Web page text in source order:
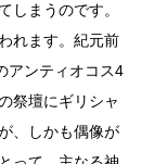
しまうのです。
れます。紀元前
アンティオコス4
祭壇にギリシャ
、しかも偶像が